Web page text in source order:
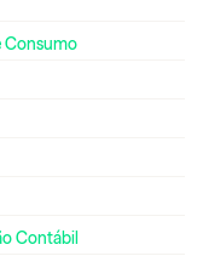
Consumo
Contábil